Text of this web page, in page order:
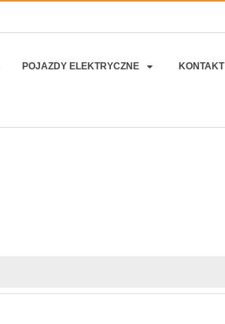
POJAZDY ELEKTRYCZNE KONTAKT